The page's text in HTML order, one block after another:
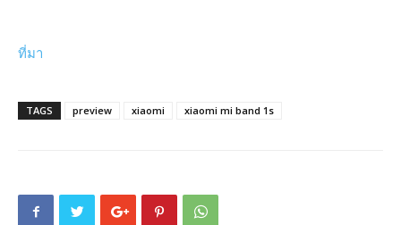
ที่มา
TAGS preview xiaomi xiaomi mi band 1s